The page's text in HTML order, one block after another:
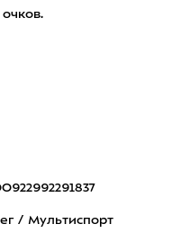
/ Мультиспорт